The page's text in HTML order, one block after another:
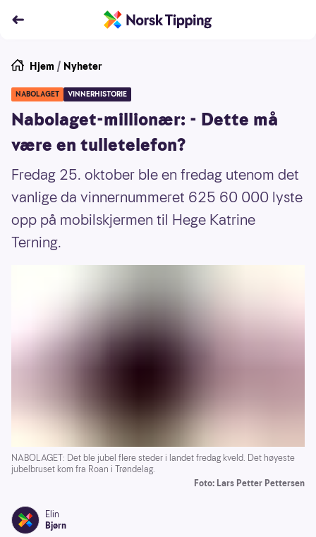
Hjem / Nyheter
NABOLAGET VINNERHISTORIE
Nabolaget-millionær: - Dette må
være en tulletelefon?
Fredag 25. oktober ble en fredag utenom det
vanlige da vinnernummeret 625 60 000 lyste
opp på mobilskjermen til Hege Katrine
Terning.
NABOLAGET: Det ble jubel flere steder i landet fredag kveld. Det høyeste
jubelbruset kom fra Roan i Trøndelag.
Foto: Lars Petter Pettersen
Elin
Bjørn